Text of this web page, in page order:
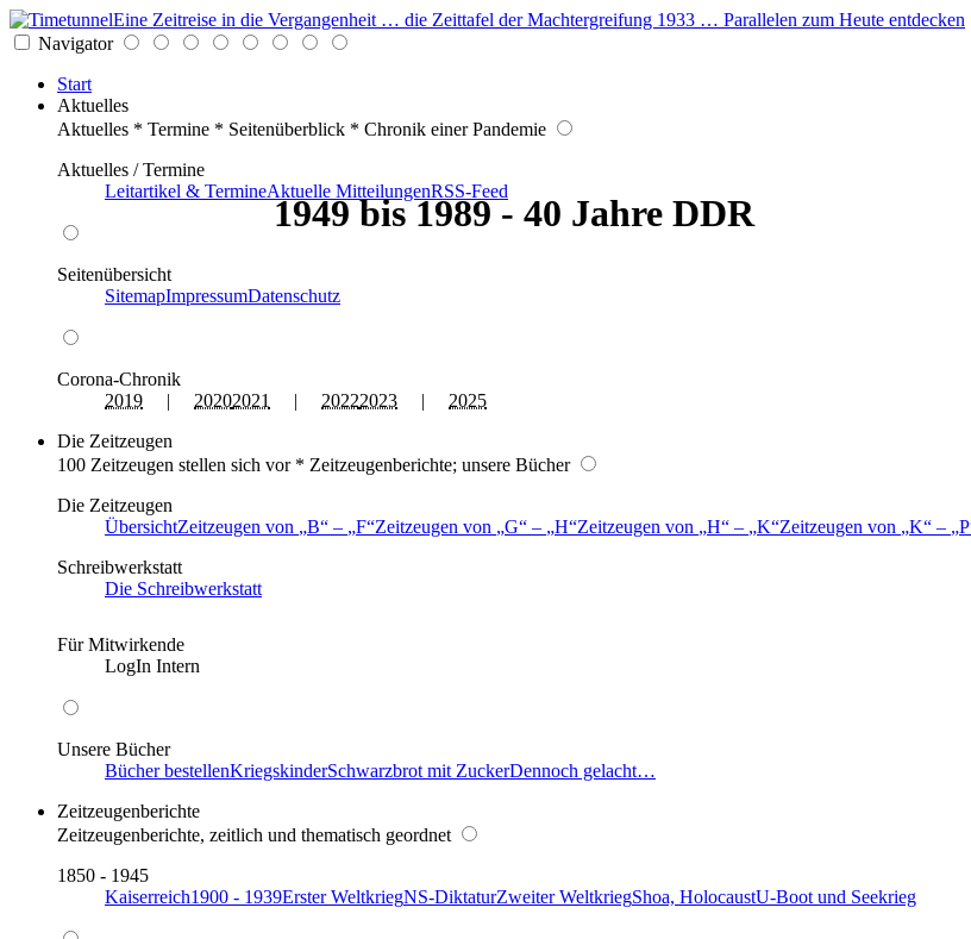
Eine Zeitreise in die Vergangenheit … die Zeittafel der Machtergreifung 1933 … Parallelen zum Heute entdecken
Navigator
Start
Aktuelles
Aktuelles * Termine * Seitenüberblick * Chronik einer Pandemie
Aktuelles / Termine
Leitartikel & TermineAktuelle MitteilungenRSS-Feed
Seitenübersicht
SitemapImpressumDatenschutz
Corona-Chronik
2019 | 20202021 | 20222023 | 2025
Die Zeitzeugen
100 Zeitzeugen stellen sich vor * Zeitzeugenberichte; unsere Bücher
Die Zeitzeugen
ÜbersichtZeitzeugen von B – F Zeitzeugen von G – H Zeitzeugen von H – K Zeitzeugen von K – P
Schreibwerkstatt
Die Schreibwerkstatt
Für Mitwirkende
LogIn Intern
Unsere Bücher
Bücher bestellenKriegskinderSchwarzbrot mit ZuckerDennoch gelacht…
Zeitzeugenberichte
Zeitzeugenberichte, zeitlich und thematisch geordnet
1850 - 1945
Kaiserreich1900 - 1939Erster WeltkriegNS-DiktaturZweiter WeltkriegShoa, HolocaustU-Boot und Seekrieg
1949 bis 1989 - 40 Jahre DDR